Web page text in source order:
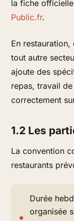
la fiche officielle
Public.fr.
En restauration,
tout autre
ajoute des
repas, travail
correctement
1.2 Les
La convention
restaurants
Durée
organisée